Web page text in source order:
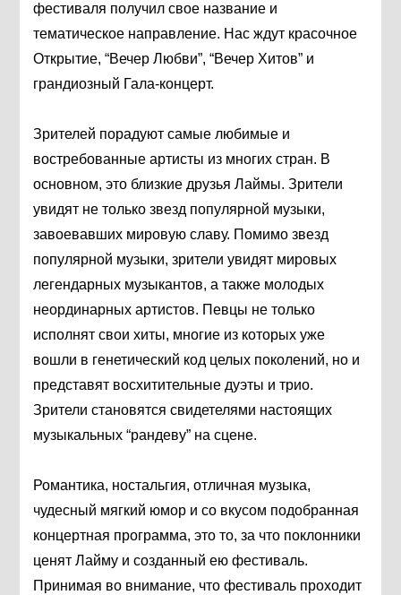
фестиваля получил свое название и
тематическое направление. Нас ждут красочное
Открытие, “Вечер Любви”, “Вечер Хитов” и
грандиозный Гала-концерт.
Зрителей порадуют самые любимые и
востребованные артисты из многих стран. В
основном, это близкие друзья Лаймы. Зрители
увидят не только звезд популярной музыки,
завоевавших мировую славу. Помимо звезд
популярной музыки, зрители увидят мировых
легендарных музыкантов, а также молодых
неординарных артистов. Певцы не только
исполнят свои хиты, многие из которых уже
вошли в генетический код целых поколений, но и
представят восхитительные дуэты и трио.
Зрители становятся свидетелями настоящих
музыкальных “рандеву” на сцене.
Романтика, ностальгия, отличная музыка,
чудесный мягкий юмор и со вкусом подобранная
концертная программа, это то, за что поклонники
ценят Лайму и созданный ею фестиваль.
Принимая во внимание, что фестиваль проходит